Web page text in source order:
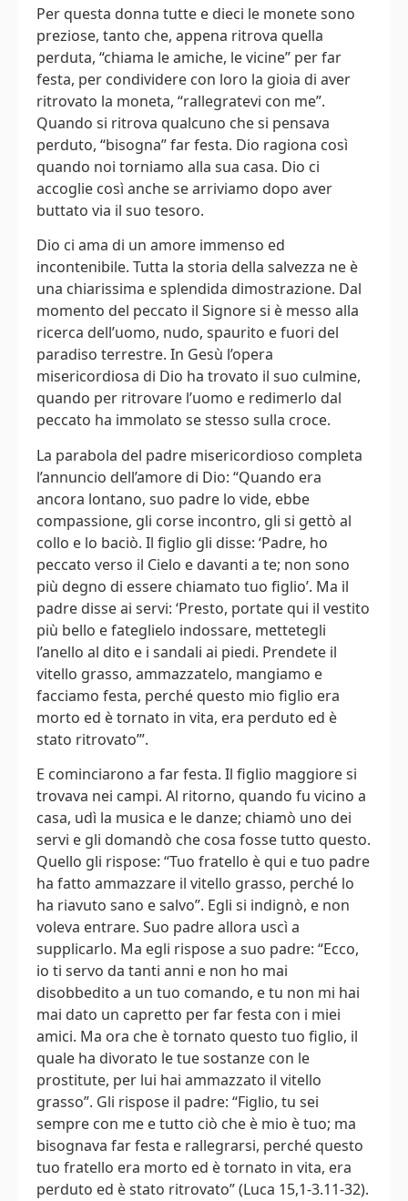
Per questa donna tutte e dieci le monete sono
preziose, tanto che, appena ritrova quella
perduta, “chiama le amiche, le vicine” per far
festa, per condividere con loro la gioia di aver
ritrovato la moneta, “rallegratevi con me”.
Quando si ritrova qualcuno che si pensava
perduto, “bisogna” far festa. Dio ragiona così
quando noi torniamo alla sua casa. Dio ci
accoglie così anche se arriviamo dopo aver
buttato via il suo tesoro.
Dio ci ama di un amore immenso ed
incontenibile. Tutta la storia della salvezza ne è
una chiarissima e splendida dimostrazione. Dal
momento del peccato il Signore si è messo alla
ricerca dell’uomo, nudo, spaurito e fuori del
paradiso terrestre. In Gesù l’opera
misericordiosa di Dio ha trovato il suo culmine,
quando per ritrovare l’uomo e redimerlo dal
peccato ha immolato se stesso sulla croce.
La parabola del padre misericordioso completa
l’annuncio dell’amore di Dio: “Quando era
ancora lontano, suo padre lo vide, ebbe
compassione, gli corse incontro, gli si gettò al
collo e lo baciò. Il figlio gli disse: ‘Padre, ho
peccato verso il Cielo e davanti a te; non sono
più degno di essere chiamato tuo figlio’. Ma il
padre disse ai servi: ‘Presto, portate qui il vestito
più bello e fateglielo indossare, mettetegli
l’anello al dito e i sandali ai piedi. Prendete il
vitello grasso, ammazzatelo, mangiamo e
facciamo festa, perché questo mio figlio era
morto ed è tornato in vita, era perduto ed è
stato ritrovato’”.
E cominciarono a far festa. Il figlio maggiore si
trovava nei campi. Al ritorno, quando fu vicino a
casa, udì la musica e le danze; chiamò uno dei
servi e gli domandò che cosa fosse tutto questo.
Quello gli rispose: “Tuo fratello è qui e tuo padre
ha fatto ammazzare il vitello grasso, perché lo
ha riavuto sano e salvo”. Egli si indignò, e non
voleva entrare. Suo padre allora uscì a
supplicarlo. Ma egli rispose a suo padre: “Ecco,
io ti servo da tanti anni e non ho mai
disobbedito a un tuo comando, e tu non mi hai
mai dato un capretto per far festa con i miei
amici. Ma ora che è tornato questo tuo figlio, il
quale ha divorato le tue sostanze con le
prostitute, per lui hai ammazzato il vitello
grasso”. Gli rispose il padre: “Figlio, tu sei
sempre con me e tutto ciò che è mio è tuo; ma
bisognava far festa e rallegrarsi, perché questo
tuo fratello era morto ed è tornato in vita, era
perduto ed è stato ritrovato” (Luca 15,1-3.11-32).